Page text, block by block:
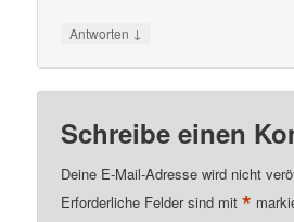
Antworten ↓
Schreibe einen
Deine E-Mail-Adresse wird nicht
Erforderliche Felder sind mit*